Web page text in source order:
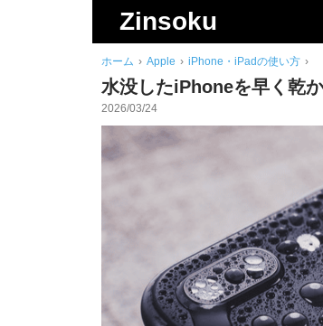
Zinsoku
ホーム › Apple › iPhone・iPadの使い方 ›
水没したiPhoneを早く乾
2026/03/24